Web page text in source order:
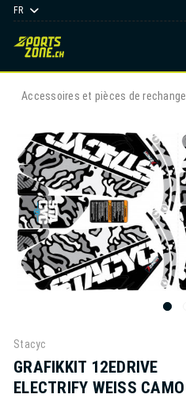
FR
Accessoires et pièces de rechange
Stacyc
GRAFIKKIT 12EDRIVE
ELECTRIFY WEISS CAMO